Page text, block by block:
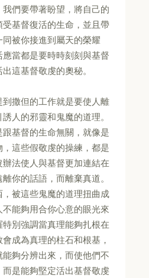
們要帶著盼望，將自己的
基督復活的生命，並且帶
被你接進到屬天的榮耀
當都是要時時刻刻與基督
這基督敬虔的奧秘。
撒但的工作就是要使人離
人的邪靈和鬼魔的道理。
基督的生命無關，就像是
這些假敬虔的操練，都是
法使人與基督更加連結在
你的話語，而離棄真道。
被這些鬼魔的道理扭曲成
能夠用合你心意的眼光來
別強調當真理能夠扎根在
成為真理的柱石和根基，
夠分辨出來，而使他們不
是能夠堅定活出基督敬虔